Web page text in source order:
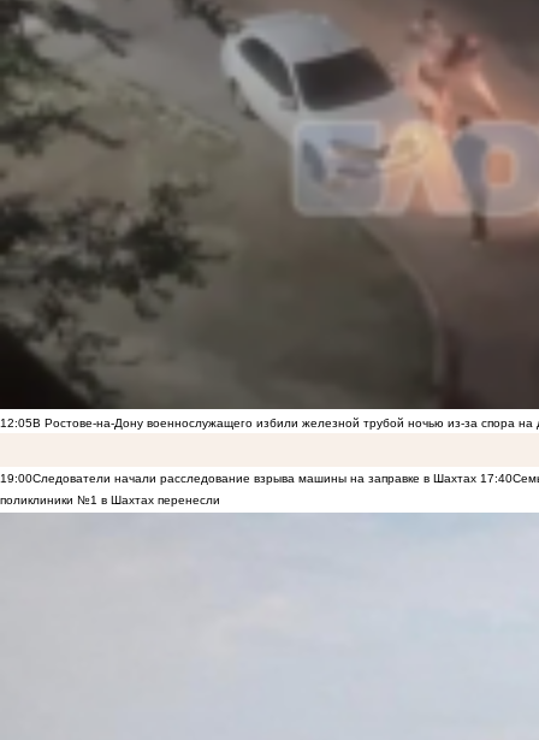
12:05В Ростове-на-Дону военнослужащего избили железной трубой ночью из-за спора на
19:00Следователи начали расследование взрыва машины на заправке в Шахтах 17:40
поликлиники №1 в Шахтах перенесли